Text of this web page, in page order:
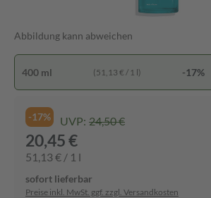
Abbildung kann abweichen
400 ml (51,13 € / 1 l) -17%
-17% UVP: 24,50 €
20,45 €
51,13 € / 1 l
sofort lieferbar
Preise inkl. MwSt. ggf. zzgl. Versandkosten